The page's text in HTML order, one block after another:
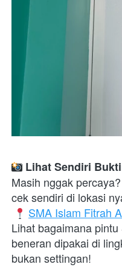
Lihat Sendiri
Masih nggak
cek sendiri di lokasi
SMA Islam Fitrah
Lihat bagaimana
beneran dipakai di
bukan settingan!